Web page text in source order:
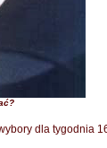
dla tygodnia